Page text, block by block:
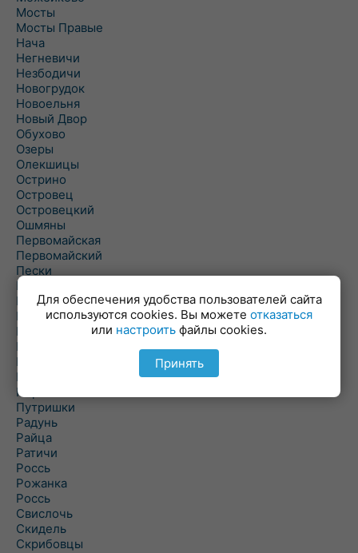
Мосты
Мосты Правые
Нача
Негневичи
Незбодичи
Новогрудок
Новоельня
Новый Двор
Обухово
Озеры
Олекшицы
Острино
Островец
Островецкий
Ошмяны
Первомайская
Первомайский
Пески
Петревичи
Погородно
Пограничный
Подлабенье
Подольцы
Подороск
Поречье
Порозово
Путришки
Радунь
Райца
Ратичи
Роcсь
Рожанка
Россь
Свислочь
Скидель
Скрибовцы
Для обеспечения удобства пользователей сайта
используются cookies. Вы можете отказаться
или настроить файлы cookies.
Принять